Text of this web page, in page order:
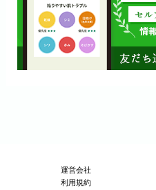
運営会社
利用規約